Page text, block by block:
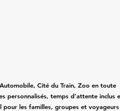
Cité du Train, Zoo en toute
personnalisés, temps d’attente inclus
pour les familles, groupes et voyageurs